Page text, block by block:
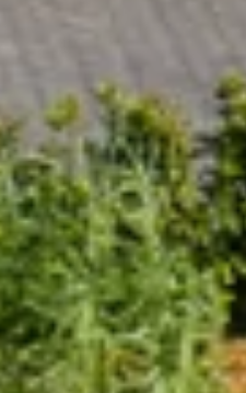
of onvoorspelbare